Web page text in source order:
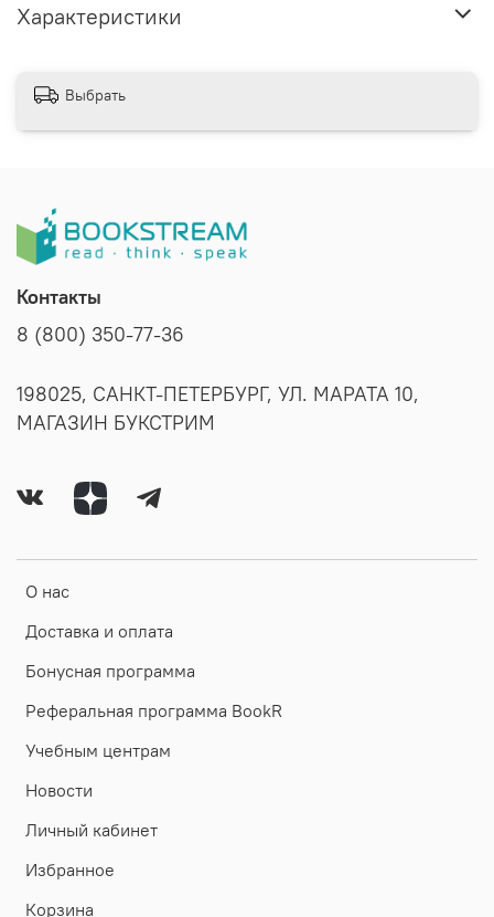
Характеристики
Выбрать
О нас
Доставка и оплата
Бонусная программа
Реферальная программа BookR
Учебным центрам
Новости
Личный кабинет
Избранное
Корзина
Контакты
8 (800) 350-77-36
198025, САНКТ-ПЕТЕРБУРГ, УЛ. МАРАТА 10,
МАГАЗИН БУКСТРИМ